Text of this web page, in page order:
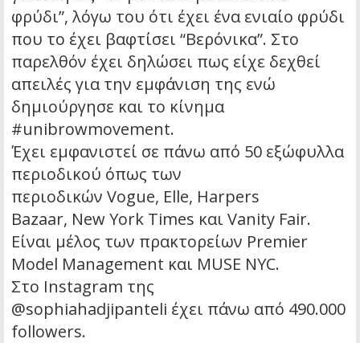
φρύδι”, λόγω του ότι έχει ένα ενιαίο φρύδι
που το έχει βαφτίσει “Βερόνικα”. Στο
παρελθόν έχει δηλώσει πως είχε δεχθεί
απειλές για την εμφάνιση της ενώ
δημιούργησε και το κίνημα
#unibrowmovement.
Έχει εμφανιστεί σε πάνω από 50 εξώφυλλα
περιοδικού όπως των
περιοδικών Vogue, Elle, Harpers
Bazaar, New York Times και Vanity Fair.
Είναι μέλος των πρακτορείων Premier
Model Management και MUSE NYC.
Στο Instagram της
@sophiahadjipanteli έχει πάνω από 490.000
followers.